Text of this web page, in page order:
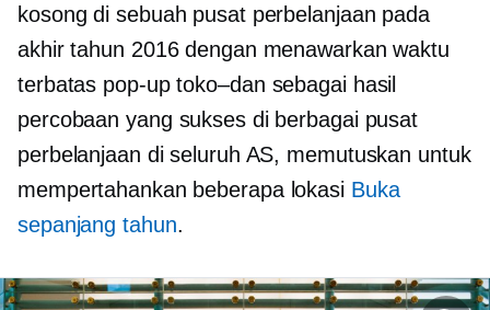
kosong di sebuah pusat perbelanjaan pada
akhir tahun 2016 dengan menawarkan waktu
terbatas pop-up toko–dan sebagai hasil
percobaan yang sukses di berbagai pusat
perbelanjaan di seluruh AS, memutuskan untuk
mempertahankan beberapa lokasi Buka
sepanjang tahun.